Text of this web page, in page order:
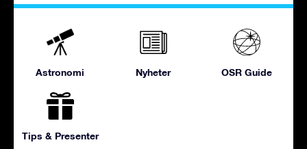
Astronomi Nyheter OSR Guide
Tips & Presenter